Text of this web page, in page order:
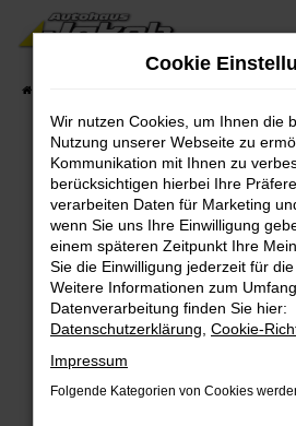
Zum
Hauptinhalt
Fehler: Network
Beim Laden ist ein Fehler
Hier sind ein paar Tipps, die dir
Überprüfe deine Firewall
Internetverbindung.
Laden andere Webseiten,
Suchmaschine?
Prüfe deine
Cookie
Wir nutzen Cookies, um Ihnen die
Nutzung unserer Webseite zu
Kommunikation mit Ihnen zu
berücksichtigen hierbei Ihre
verarbeiten Daten für Marketing
wenn Sie uns Ihre Einwilligung
einem späteren Zeitpunkt Ihre
Sie die Einwilligung jederzeit für
Weitere Informationen zum
Datenverarbeitung finden Sie hier:
Datenschutzerklärung Cookie-
Impressum
Folgende Kategorien von Cookies